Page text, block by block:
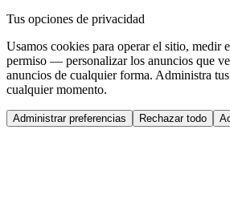
Tus opciones de privacidad
Usamos cookies para operar el sitio,
permiso — personalizar los anuncios que
anuncios de cualquier forma. Administra
cualquier momento.
Administrar preferencias Rechazar todo